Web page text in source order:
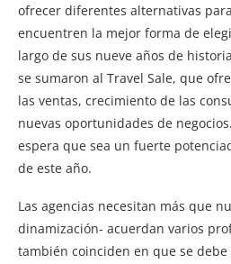
ofrecer diferentes alternativas
encuentren la mejor forma de
largo de sus nueve años de
se sumaron al Travel Sale, que
las ventas, crecimiento de las
nuevas oportunidades de
espera que sea un fuerte
de este año.
Las agencias necesitan más que
dinamización- acuerdan varios
también coinciden en que se